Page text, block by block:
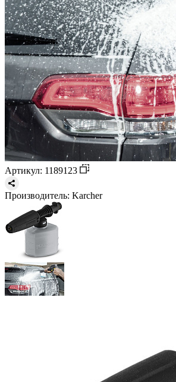
Артикул: 1189123
Производитель: Karcher